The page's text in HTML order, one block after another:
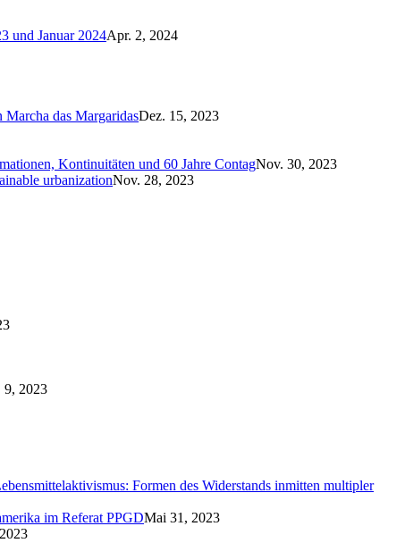
und Januar 2024Apr. 2, 2024
das MargaridasDez. 15, 2023
Kontinuitäten und 60 Jahre ContagNov. 30, 2023
urbanizationNov. 28, 2023
9, 2023
Formen des Widerstands inmitten multipler
im Referat PPGDMai 31, 2023